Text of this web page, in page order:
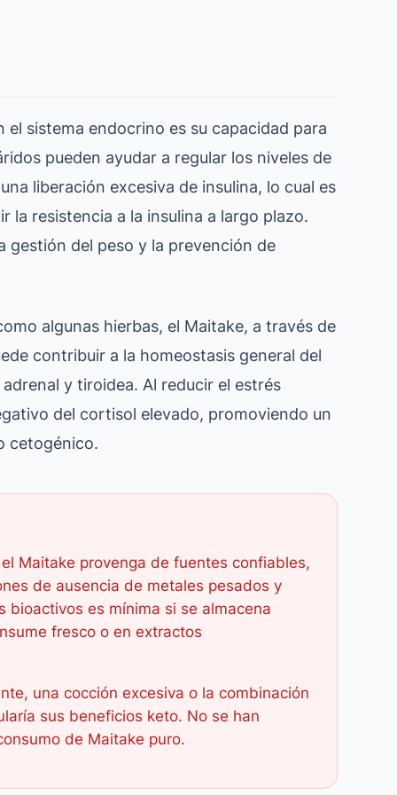
sistema endocrino es su capacidad para
pueden ayudar a regular los niveles de
liberación excesiva de insulina, lo cual es
la resistencia a la insulina a largo plazo.
gestión del peso y la prevención de
algunas hierbas, el Maitake, a través de
contribuir a la homeostasis general del
y tiroidea. Al reducir el estrés
del cortisol elevado, promoviendo un
cetogénico.
Maitake provenga de fuentes confiables,
de ausencia de metales pesados y
es mínima si se almacena
fresco o en extractos
una cocción excesiva o la combinación
sus beneficios keto. No se han
de Maitake puro.